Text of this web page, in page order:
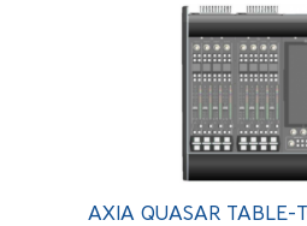
AXIA QUASAR TABLE-